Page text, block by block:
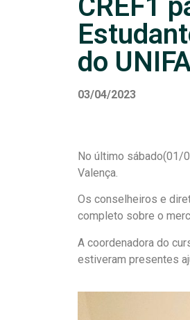
CREF1
do
03/04/2023
No último sábado(01/
Valença.
Os conselheiros e
completo sobre o
A coordenadora do
estiveram presentes